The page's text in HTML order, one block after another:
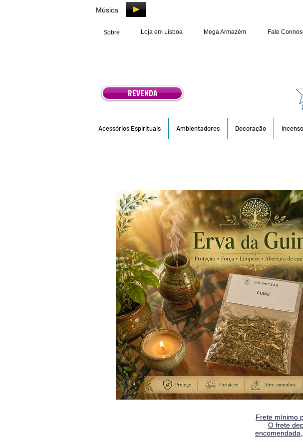
Música
Sobre Loja em Lisboa Mega Armazém Fale
REVENDA
Acessórios Espirituais Ambientadores Decoração
Frete mínimo
O frete